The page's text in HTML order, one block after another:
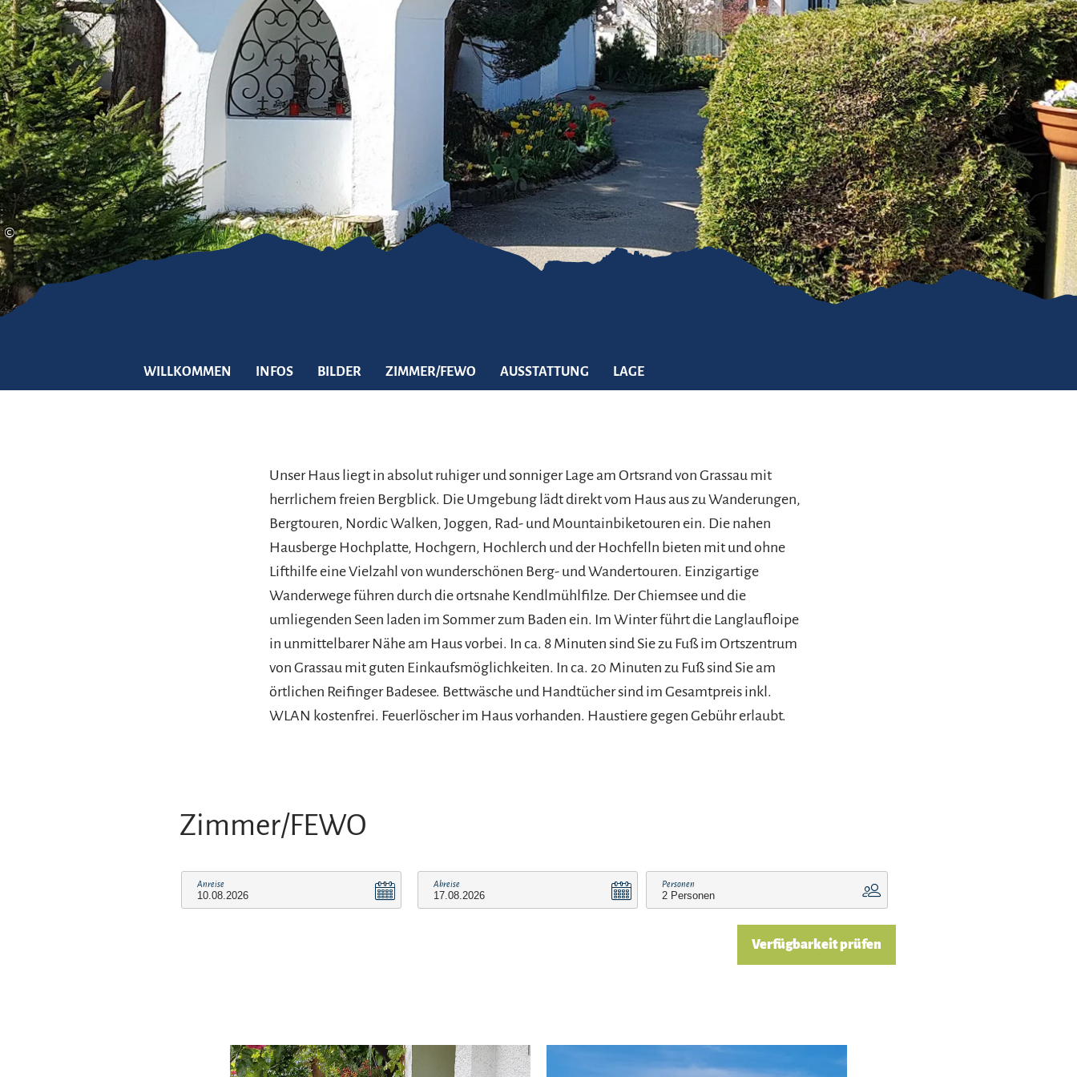
Gleitschirmfliegen &
Luftsport
Interaktive Vollbildkarte
Barrierefreiheit im
Chiemgau
Chiemgau G'schichten
©
WILLKOMMEN INFOS BILDER ZIMMER/FEWO AUSSTATTUNG LAGE
Unser Haus liegt in absolut ruhiger und sonniger Lage am Ortsrand von Grassau mit
herrlichem freien Bergblick. Die Umgebung lädt direkt vom Haus aus zu Wanderungen,
Bergtouren, Nordic Walken, Joggen, Rad- und Mountainbiketouren ein. Die nahen
Hausberge Hochplatte, Hochgern, Hochlerch und der Hochfelln bieten mit und ohne
Lifthilfe eine Vielzahl von wunderschönen Berg- und Wandertouren. Einzigartige
Wanderwege führen durch die ortsnahe Kendlmühlfilze. Der Chiemsee und die
umliegenden Seen laden im Sommer zum Baden ein. Im Winter führt die Langlaufloipe
in unmittelbarer Nähe am Haus vorbei. In ca. 8 Minuten sind Sie zu Fuß im Ortszentrum
von Grassau mit guten Einkaufsmöglichkeiten. In ca. 20 Minuten zu Fuß sind Sie am
örtlichen Reifinger Badesee. Bettwäsche und Handtücher sind im Gesamtpreis inkl.
WLAN kostenfrei. Feuerlöscher im Haus vorhanden. Haustiere gegen Gebühr erlaubt.
Zimmer/FEWO
Anreise Abreise Personen
Verfügbarkeit prüfen